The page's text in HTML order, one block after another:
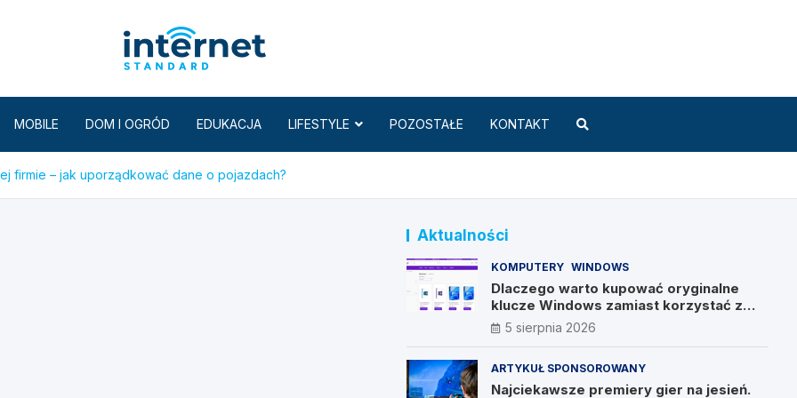
MOBILE DOM I OGRÓD EDUKACJA LIFESTYLE POZOSTAŁE KONTAKT
firmie – jak uporządkować dane o pojazdach?
Aktualności
KOMPUTERY WINDOWS
Dlaczego warto kupować oryginalne
klucze Windows zamiast korzystać z
nieautoryzowanych źródeł?
5 sierpnia 2026
ARTYKUŁ SPONSOROWANY
Najciekawsze premiery gier na jesień.